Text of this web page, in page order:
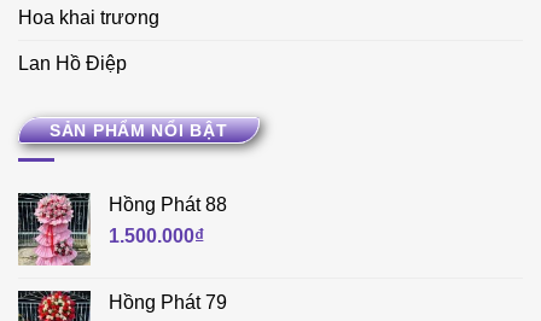
Hoa khai trương
Lan Hồ Điệp
SẢN PHẨM NỔI BẬT
Hồng Phát 88
1.500.000₫
Hồng Phát 79